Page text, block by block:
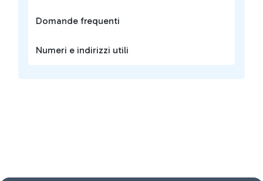
Domande frequenti
Numeri e indirizzi utili